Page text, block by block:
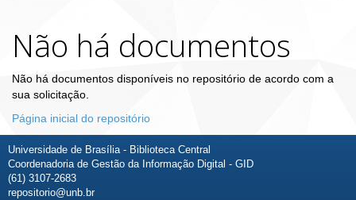
Não há documentos
Não há documentos disponíveis no repositório de acordo com a
sua solicitação.
Página inicial do repositório
Universidade de Brasília - Biblioteca Central
Coordenadoria de Gestão da Informação Digital - GID
(61) 3107-2683
repositorio@unb.br